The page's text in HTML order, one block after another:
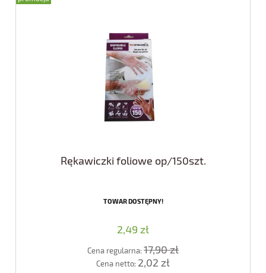
Rękawiczki foliowe op/150szt.
TOWAR DOSTĘPNY!
2,49 zł
Cena regularna: 17,90 zł
Cena netto: 2,02 zł